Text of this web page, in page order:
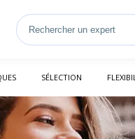
SÉLECTION